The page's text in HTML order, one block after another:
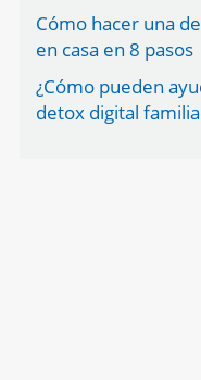
Cómo hacer una
en casa en 8 pasos
¿Cómo pueden
detox digital